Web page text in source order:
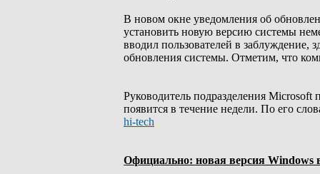
В новом окне уведомления об
установить новую версию системы
вводил пользователей в заблуждение,
обновления системы. Отметим, что
Руководитель подразделения Microsoft
появится в течение недели. По его
hi-tech
Официально: новая версия Windows